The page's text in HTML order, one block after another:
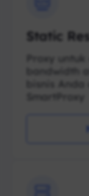
Static
Proxy
bandwidth
bisnis
SmartProxy